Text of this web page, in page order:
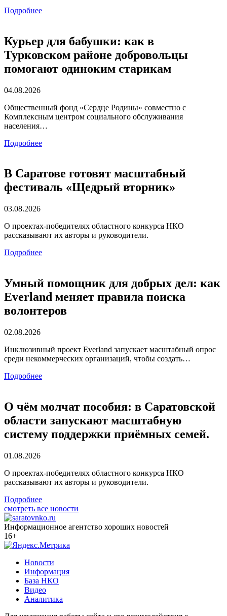
Подробнее
Курьер для бабушки: как в
Турковском районе добровольцы
помогают одиноким старикам
04.08.2026
Общественный фонд «Сердце Родины» совместно с
Комплексным центром социального обслуживания
населения…
Подробнее
В Саратове готовят масштабный
фестиваль «Щедрый вторник»
03.08.2026
О проектах-победителях областного конкурса НКО
рассказывают их авторы и руководители.
Подробнее
Умный помощник для добрых дел: как
Everland меняет правила поиска
волонтеров
02.08.2026
Инклюзивный проект Everland запускает масштабный опрос
среди некоммерческих организаций, чтобы создать…
Подробнее
О чём молчат пособия: в Саратовской
области запускают масштабную
систему поддержки приёмных семей.
01.08.2026
О проектах-победителях областного конкурса НКО
рассказывают их авторы и руководители.
Подробнее
смотреть все новости
Информационное агентство хороших новостей
16+
Новости
Информация
База НКО
Видео
Аналитика